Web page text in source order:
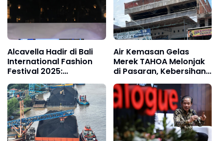
Alcavella Hadir di Bali
International Fashion
Festival 2025:
Membawa Modest
Fashion Indonesia ke
Panggung Global
Air Kemasan Gelas
Merek TAHOA Melonjak
di Pasaran, Kebersihan
Dipertanyakan